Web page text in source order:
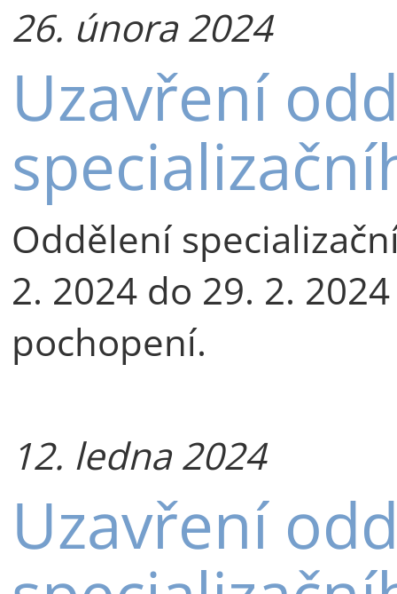
26. února 2024
Uzavření
Oddělení
2. 2024 do 29. 2.
pochopení.
12. ledna 2024
Uzavření